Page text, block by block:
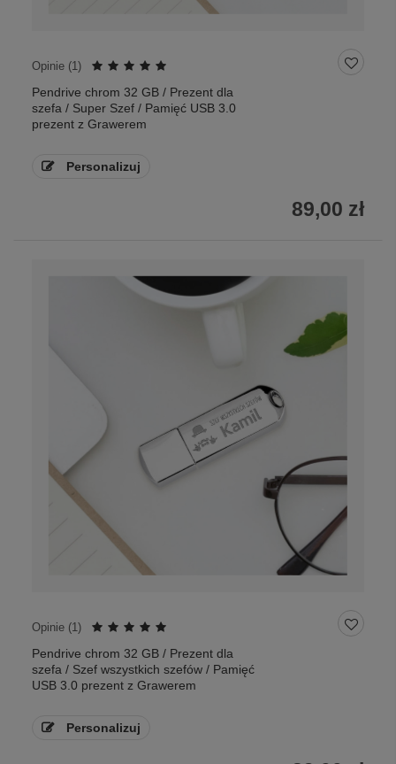
Opinie (1)
Pendrive chrom 32 GB / Prezent dla
szefa / Super Szef / Pamięć USB 3.0
prezent z Grawerem
Personalizuj
89,00 zł
Opinie (1)
Pendrive chrom 32 GB / Prezent dla
szefa / Szef wszystkich szefów / Pamięć
USB 3.0 prezent z Grawerem
Personalizuj